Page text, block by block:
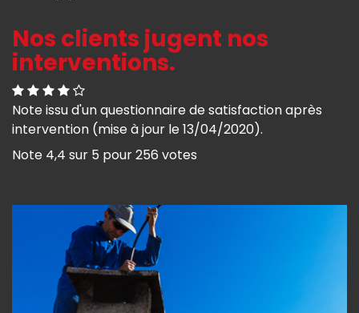
Nos clients jugent nos
interventions.
Note issu d'un questionnaire de satisfaction après
intervention (mise à jour le 13/04/2020).
Note 4,4 sur 5 pour256 votes